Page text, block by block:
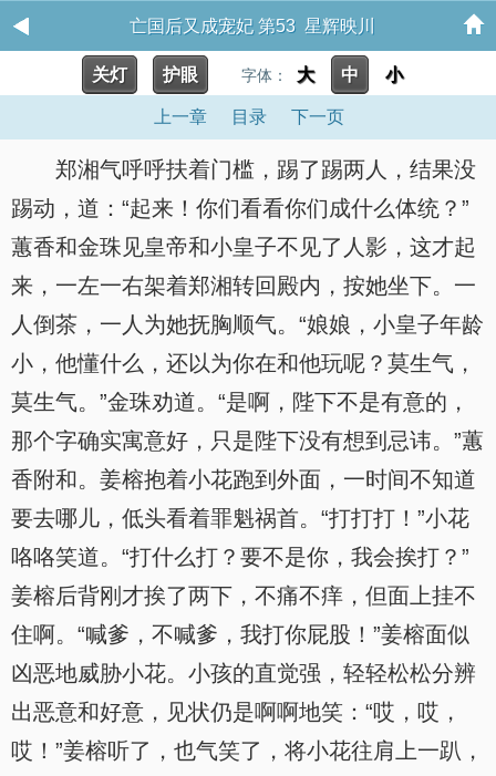
亡国后又成宠妃 第53 星辉映川
关灯 护眼 字体： 大 中 小
上一章 目录 下一页
郑湘气呼呼扶着门槛，踢了踢两人，结果没
踢动，道：“起来！你们看看你们成什么体统？”
蕙香和金珠见皇帝和小皇子不见了人影，这才起
来，一左一右架着郑湘转回殿内，按她坐下。一
人倒茶，一人为她抚胸顺气。“娘娘，小皇子年龄
小，他懂什么，还以为你在和他玩呢？莫生气，
莫生气。”金珠劝道。“是啊，陛下不是有意的，
那个字确实寓意好，只是陛下没有想到忌讳。”蕙
香附和。姜榕抱着小花跑到外面，一时间不知道
要去哪儿，低头看着罪魁祸首。“打打打！”小花
咯咯笑道。“打什么打？要不是你，我会挨打？”
姜榕后背刚才挨了两下，不痛不痒，但面上挂不
住啊。“喊爹，不喊爹，我打你屁股！”姜榕面似
凶恶地威胁小花。小孩的直觉强，轻轻松松分辨
出恶意和好意，见状仍是啊啊地笑：“哎，哎，
哎！”姜榕听了，也气笑了，将小花往肩上一趴，